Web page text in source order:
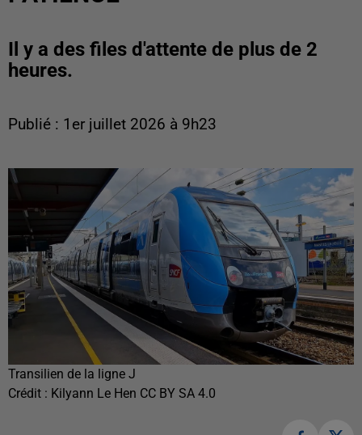
Il y a des files d'attente de plus de 2
heures.
Publié : 1er juillet 2026 à 9h23
Transilien de la ligne J
Crédit : Kilyann Le Hen CC BY SA 4.0